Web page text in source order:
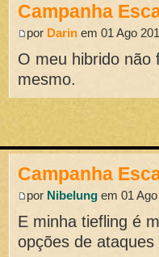
Campanha
por Darin em 01 Ago
O meu hibrido não
mesmo.
Campanha
por Nibelung em 01
E minha tiefling é
opções de